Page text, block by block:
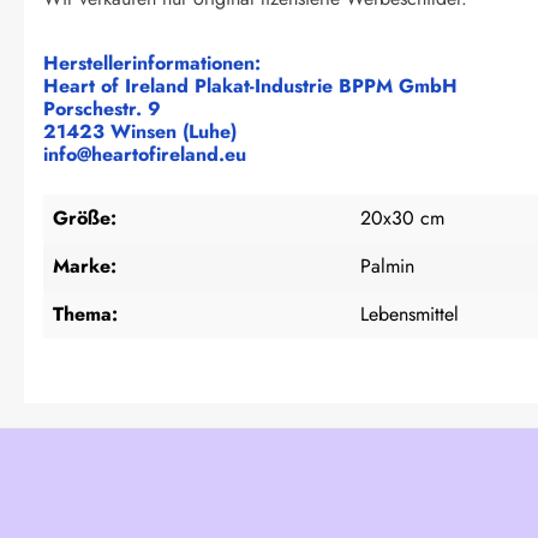
Herstellerinformationen:
Heart of Ireland Plakat-Industrie BPPM GmbH
Porschestr. 9
21423 Winsen (Luhe)
info@heartofireland.eu
Größe:
20x30 cm
Marke:
Palmin
Thema:
Lebensmittel